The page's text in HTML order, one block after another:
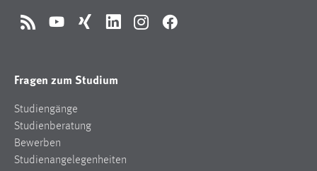
RSS YouTubeXing LinkedInInstagramFacebook
Fragen zum Studium
Studiengänge
Studienberatung
Bewerben
Studienangelegenheiten